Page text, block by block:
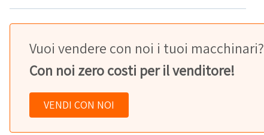
Vuoi vendere con noi i tuoi macchinari?
Con noi zero costi per il venditore!
VENDI CON NOI